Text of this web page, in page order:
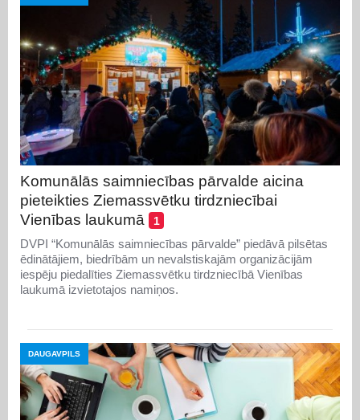
Komunālās saimniecības pārvalde aicina
pieteikties Ziemassvētku tirdzniecībai
Vienības laukumā
1
DVPI “Komunālās saimniecības pārvalde” piedāvā pilsētas
ēdinātājiem, biedrībām un nevalstiskajām organizācijām
iespēju piedalīties Ziemassvētku tirdzniecībā Vienības
laukumā izvietotajos namiņos.
DAUGAVPILS